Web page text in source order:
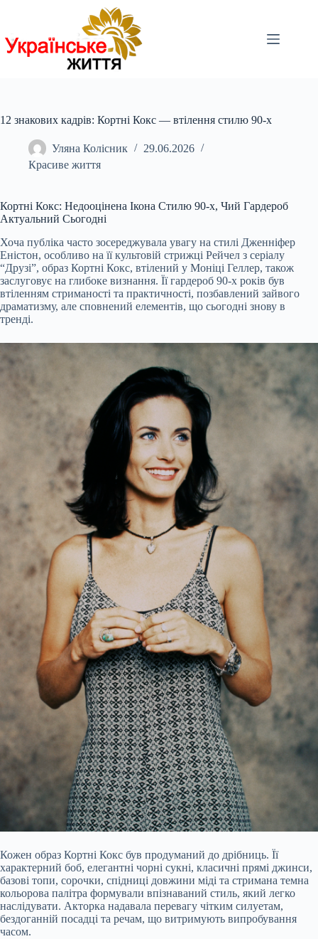
12 знакових кадрів: Кортні Кокс — втілення стилю 90-х
Уляна Колісник
29.06.2026
Красиве життя
Кортні Кокс: Недооцінена Ікона Стилю 90-х, Чий Гардероб
Актуальний Сьогодні
Хоча публіка часто зосереджувала увагу на стилі Дженніфер
Еністон, особливо на її культовій стрижці Рейчел з серіалу
“Друзі”, образ Кортні Кокс, втілений у Моніці Геллер, також
заслуговує на глибоке визнання. Її гардероб 90-х років був
втіленням стриманості та практичності, позбавлений зайвого
драматизму, але сповнений елементів, що сьогодні знову в
тренді.
Кожен образ Кортні Кокс був продуманий до дрібниць. Її
характерний боб, елегантні чорні сукні, класичні прямі джинси,
базові топи, сорочки, спідниці довжини міді та стримана темна
кольорова палітра формували впізнаваний стиль, який легко
наслідувати. Акторка надавала перевагу чітким силуетам,
бездоганній посадці та речам, що витримують випробування
часом.